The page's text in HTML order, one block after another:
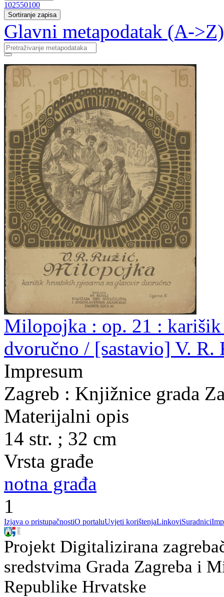
102550100
Sortiranje zapisa
Glavni metapodatak (A->Z)
Milopojka : op. 21 : karišik
dvoručno / [sastavio] V. R.
Impresum
Zagreb : Knjižnice grada
Materijalni opis
14 str. ; 32 cm
Vrsta građe
notna građa
1
Izjava o pristupačnostiO portaluUvjeti korištenjaLinkoviSuradnici
Projekt Digitalizirana
sredstvima Grada Zagreba i
Republike Hrvatske